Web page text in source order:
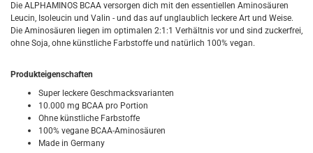
Die ALPHAMINOS BCAA versorgen dich mit den essentiellen Aminosäuren
Leucin, Isoleucin und Valin - und das auf unglaublich leckere Art und Weise.
Die Aminosäuren liegen im optimalen 2:1:1 Verhältnis vor und sind zuckerfrei,
ohne Soja, ohne künstliche Farbstoffe und natürlich 100% vegan.
Produkteigenschaften
Super leckere Geschmacksvarianten
10.000 mg BCAA pro Portion
Ohne künstliche Farbstoffe
100% vegane BCAA-Aminosäuren
Made in Germany